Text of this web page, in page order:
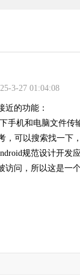
3-27 01:04:08
近的功能：
手机和电脑文件传
，可以搜索找一下
规范设计开发
访问，所以这是一